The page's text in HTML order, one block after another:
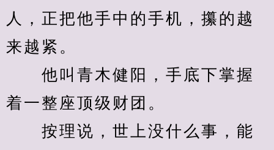
人，正把他手中的手机，攥的越
来越紧。
他叫青木健阳，手底下掌握
着一整座顶级财团。
按理说，世上没什么事，能